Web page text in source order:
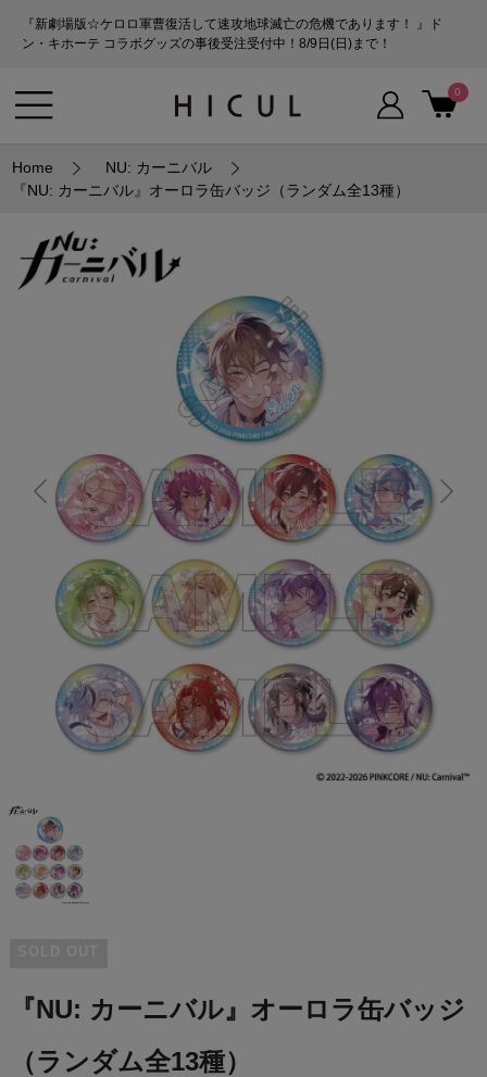
『新劇場版☆ケロロ軍曹復活して速攻地球滅亡の危機であります！ 』ド
ン・キホーテ コラボグッズの事後受注受付中！8/9日(日)まで！
0
Home
NU: カーニバル
『NU: カーニバル』オーロラ缶バッジ（ランダム全13種）
『NU: カーニバル』オーロラ缶バッジ
（ランダム全13種）